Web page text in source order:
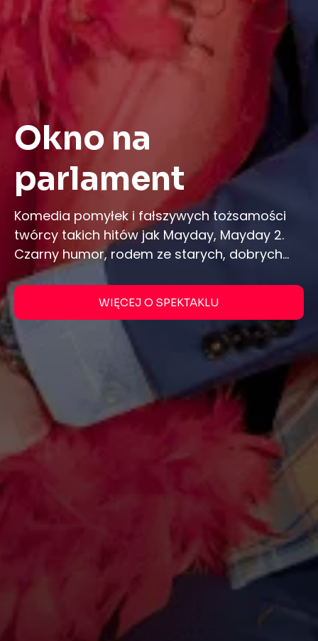
Okno na
parlament
Komedia pomyłek i fałszywych tożsamości
twórcy takich hitów jak Mayday, Mayday 2.
Czarny humor, rodem ze starych, dobrych
angielskich fars. Perypetie rządowej ekipy,
przy współudziale pokojówki, kelnera i
kierownika hotelu.
WIĘCEJ O SPEKTAKLU